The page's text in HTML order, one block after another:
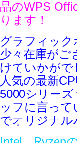
品のWPS
ります！
グラフィック
少々在庫がご
けていかがで
人気の最新
5000シリー
ッフに言っ
でオリジナル